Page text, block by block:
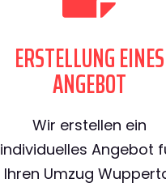
ERSTELLUNG EINES
ANGEBOT
Wir erstellen ein
individuelles Angebot
Ihren Umzug